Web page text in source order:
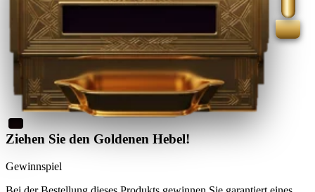
Ziehen Sie den Goldenen Hebel!
Gewinnspiel